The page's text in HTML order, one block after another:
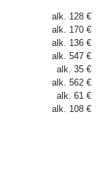
alk. 128 €
alk. 170 €
alk. 136 €
alk. 547 €
alk. 35 €
alk. 562 €
alk. 61 €
alk. 108 €